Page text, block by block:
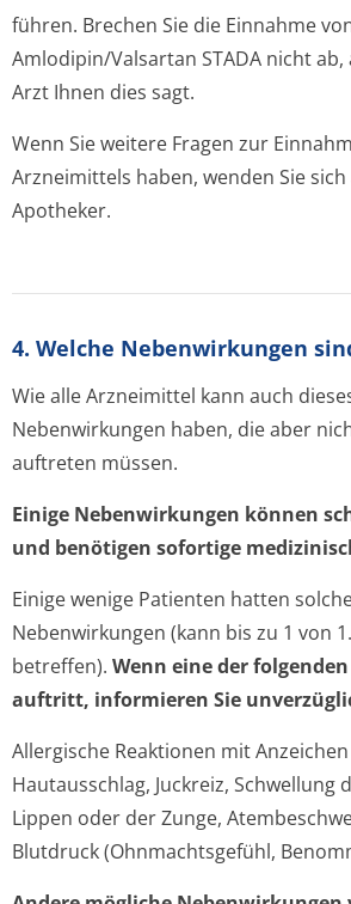
führen. Brechen Sie die Einnahme
Amlodipin/Valsartan STADA nicht
Arzt Ihnen dies sagt.
Wenn Sie weitere Fragen zur
Arzneimittels haben, wenden Sie
Apotheker.
4. Welche Nebenwirkungen
Wie alle Arzneimittel kann auch
Nebenwirkungen haben, die aber
auftreten müssen.
Einige Nebenwirkungen können
und benötigen sofortige
Einige wenige Patienten hatten
Nebenwirkungen (kann bis zu 1 von
betreffen). Wenn eine der
auftritt, informieren Sie
Allergische Reaktionen mit
Hautausschlag, Juckreiz, Schwellung
Lippen oder der Zunge,
Blutdruck (Ohnmachtsgefühl,